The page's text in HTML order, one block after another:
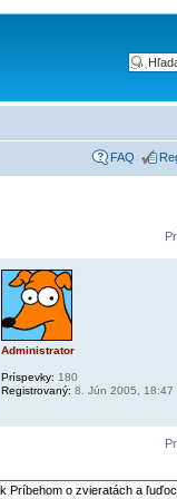
FAQ
Administrator
Príspevky: 180
Registrovaný: 8. Jún 2005, 18:47